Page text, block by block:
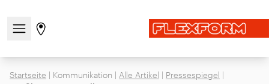
Navigationsmenü öffnen / schließen
Gehen Sie zur Store-Seite
Startseite | Kommunikation | Alle Artikel | Pressespiegel |